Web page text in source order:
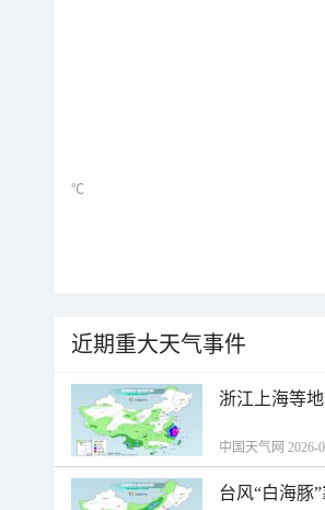
℃
近期重大天气事件
浙江上海等
中国天气网 2026-
台风“白海豚